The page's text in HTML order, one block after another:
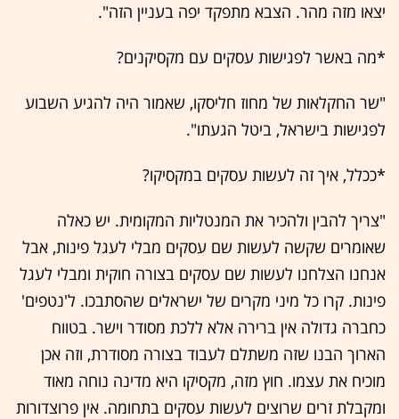
יצאו מזה מהר. הצבא מתפקד יפה בעניין הזה".
*מה באשר לפגישות עסקים עם מקסיקנים?
"שר החקלאות של מחוז חליסקו, שאמור היה להגיע השבוע
לפגישות בישראל, ביטל הגעתו".
*ככלל, איך זה לעשות עסקים במקסיקו?
"צריך להבין ולהכיר את המנטליות המקומית. יש כאלה
שאומרים שקשה לעשות שם עסקים מבלי לעגל פינות, אבל
אנחנו הצלחנו לעשות שם עסקים בצורה חוקית ומבלי לעגל
פינות. קרו כל מיני מקרים של ישראלים שהסתבכו. ל'נטפים'
כחברה גדולה אין ברירה אלא ללכת מסודר וישר. בטווח
הארוך הבנו שזה משתלם לעבוד בצורה מסודרת, וזה אכן
מוכיח את עצמו. חוץ מזה, מקסיקו היא מדינה נוחה מאוד
ומקבלת זרים שרוצים לעשות עסקים בתחומה. אין פרוצדורות